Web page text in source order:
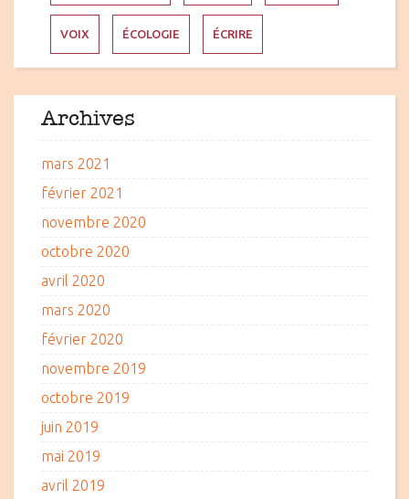
VOIX ÉCOLOGIE ÉCRIRE
Archives
mars 2021
février 2021
novembre 2020
octobre 2020
avril 2020
mars 2020
février 2020
novembre 2019
octobre 2019
juin 2019
mai 2019
avril 2019